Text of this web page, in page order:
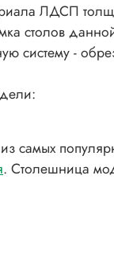
ЛДСП
столов
систему -
самых
. Столешница